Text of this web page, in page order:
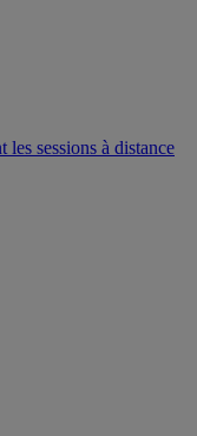
les sessions à distance